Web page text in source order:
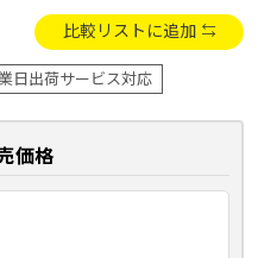
比較リストに追加
日出荷サービス対応
価格